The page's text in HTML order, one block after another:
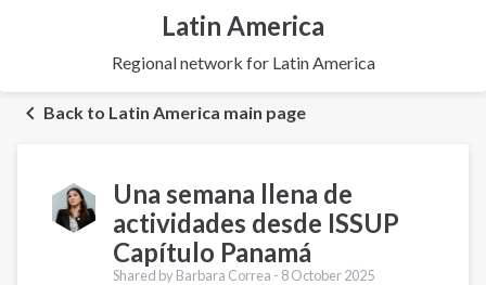
Latin America
Regional network for Latin America
Back to Latin America main page
Una semana llena de
actividades desde ISSUP
Capítulo Panamá
Shared by Barbara Correa - 8 October 2025